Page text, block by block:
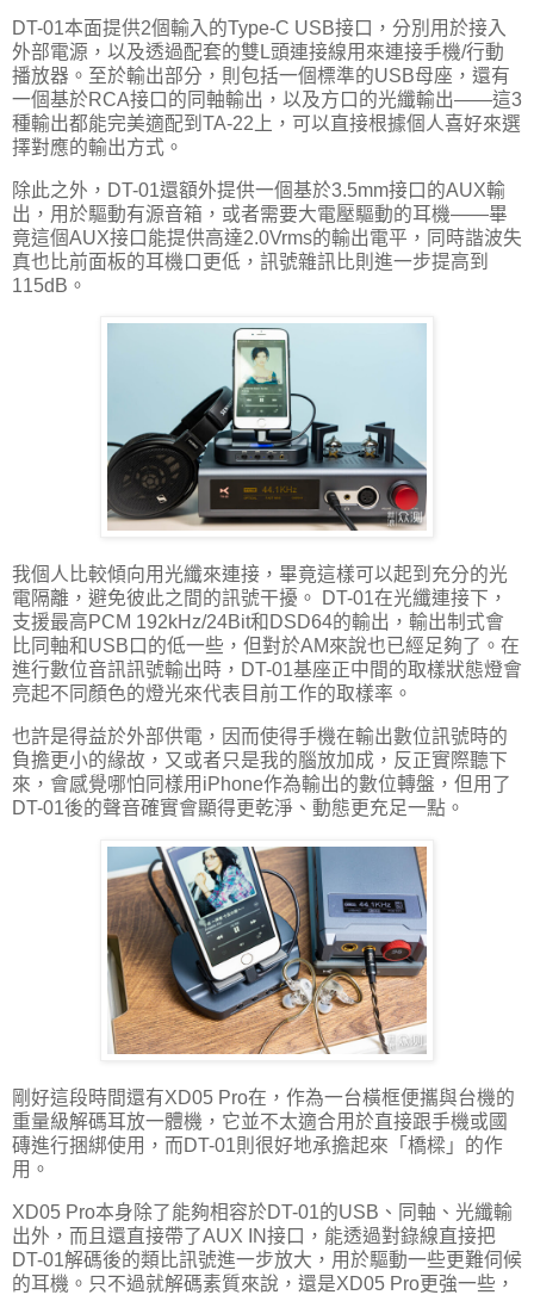
DT-01本面提供2個輸入的Type-C USB接口，分別用於接入
外部電源，以及透過配套的雙L頭連接線用來連接手機/行動
播放器。至於輸出部分，則包括一個標準的USB母座，還有
一個基於RCA接口的同軸輸出，以及方口的光纖輸出——這3
種輸出都能完美適配到TA-22上，可以直接根據個人喜好來選
擇對應的輸出方式。
除此之外，DT-01還額外提供一個基於3.5mm接口的AUX輸
出，用於驅動有源音箱，或者需要大電壓驅動的耳機——畢
竟這個AUX接口能提供高達2.0Vrms的輸出電平，同時諧波失
真也比前面板的耳機口更低，訊號雜訊比則進一步提高到
115dB。
我個人比較傾向用光纖來連接，畢竟這樣可以起到充分的光
電隔離，避免彼此之間的訊號干擾。 DT-01在光纖連接下，
支援最高PCM 192kHz/24Bit和DSD64的輸出，輸出制式會
比同軸和USB口的低一些，但對於AM來說也已經足夠了。在
進行數位音訊訊號輸出時，DT-01基座正中間的取樣狀態燈會
亮起不同顏色的燈光來代表目前工作的取樣率。
也許是得益於外部供電，因而使得手機在輸出數位訊號時的
負擔更小的緣故，又或者只是我的腦放加成，反正實際聽下
來，會感覺哪怕同樣用iPhone作為輸出的數位轉盤，但用了
DT-01後的聲音確實會顯得更乾淨、動態更充足一點。
剛好這段時間還有XD05 Pro在，作為一台橫框便攜與台機的
重量級解碼耳放一體機，它並不太適合用於直接跟手機或國
磚進行捆綁使用，而DT-01則很好地承擔起來「橋樑」的作
用。
XD05 Pro本身除了能夠相容於DT-01的USB、同軸、光纖輸
出外，而且還直接帶了AUX IN接口，能透過對錄線直接把
DT-01解碼後的類比訊號進一步放大，用於驅動一些更難伺候
的耳機。只不過就解碼素質來說，還是XD05 Pro更強一些，